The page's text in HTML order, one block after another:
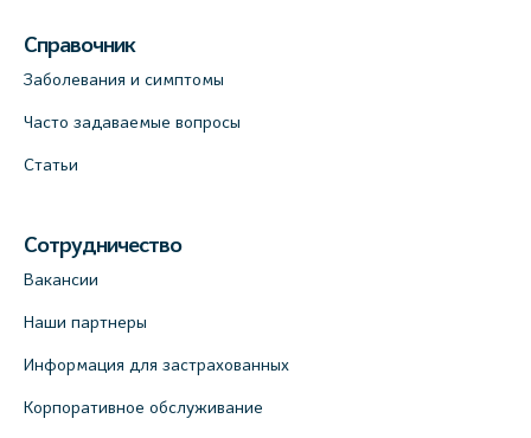
Справочник
Заболевания и симптомы
Часто задаваемые вопросы
Статьи
Сотрудничество
Вакансии
Наши партнеры
Информация для застрахованных
Корпоративное обслуживание